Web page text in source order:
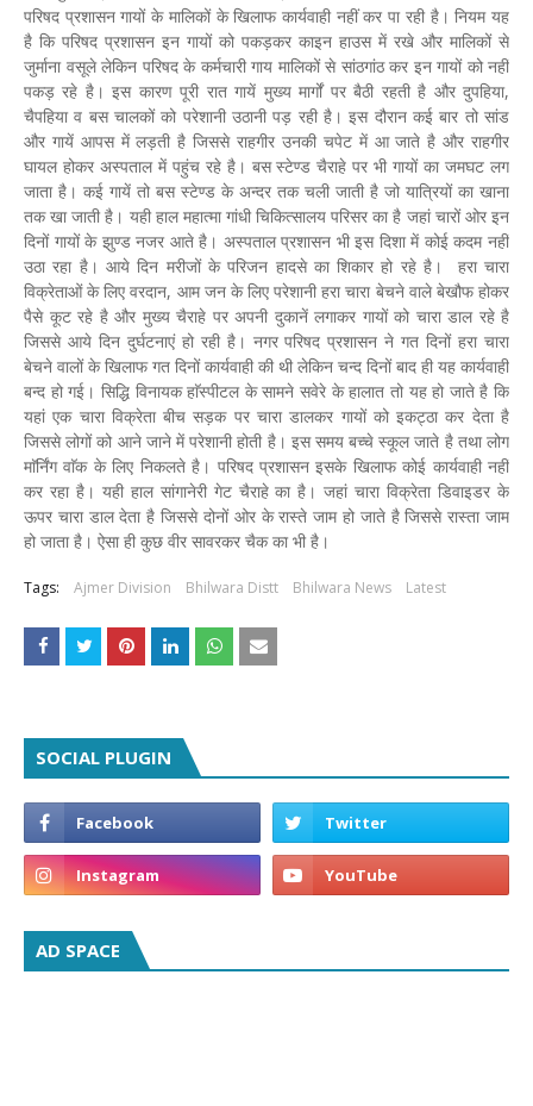
परिषद प्रशासन गायों के मालिकों के खिलाफ कार्यवाही नहीं कर पा रही है। नियम यह
है कि परिषद प्रशासन इन गायों को पकड़कर काइन हाउस में रखे और मालिकों से
जुर्माना वसूले लेकिन परिषद के कर्मचारी गाय मालिकों से सांठगांठ कर इन गायों को नहीं
पकड़ रहे है। इस कारण पूरी रात गायें मुख्य मार्गों पर बैठी रहती है और दुपहिया,
चैपहिया व बस चालकों को परेशानी उठानी पड़ रही है। इस दौरान कई बार तो सांड
और गायें आपस में लड़ती है जिससे राहगीर उनकी चपेट में आ जाते है और राहगीर
घायल होकर अस्पताल में पहुंच रहे है। बस स्टेण्ड चैराहे पर भी गायों का जमघट लग
जाता है। कई गायें तो बस स्टेण्ड के अन्दर तक चली जाती है जो यात्रियों का खाना
तक खा जाती है। यही हाल महात्मा गांधी चिकित्सालय परिसर का है जहां चारों ओर इन
दिनों गायों के झुण्ड नजर आते है। अस्पताल प्रशासन भी इस दिशा में कोई कदम नहीं
उठा रहा है। आये दिन मरीजों के परिजन हादसे का शिकार हो रहे है। हरा चारा
विक्रेताओं के लिए वरदान, आम जन के लिए परेशानी हरा चारा बेचने वाले बेखौफ होकर
पैसे कूट रहे है और मुख्य चैराहे पर अपनी दुकानें लगाकर गायों को चारा डाल रहे है
जिससे आये दिन दुर्घटनाएं हो रही है। नगर परिषद प्रशासन ने गत दिनों हरा चारा
बेचने वालों के खिलाफ गत दिनों कार्यवाही की थी लेकिन चन्द दिनों बाद ही यह कार्यवाही
बन्द हो गई। सिद्धि विनायक हाॅस्पीटल के सामने सवेरे के हालात तो यह हो जाते है कि
यहां एक चारा विक्रेता बीच सड़क पर चारा डालकर गायों को इकट्ठा कर देता है
जिससे लोगों को आने जाने में परेशानी होती है। इस समय बच्चे स्कूल जाते है तथा लोग
माॅर्निंग वाॅक के लिए निकलते है। परिषद प्रशासन इसके खिलाफ कोई कार्यवाही नहीं
कर रहा है। यही हाल सांगानेरी गेट चैराहे का है। जहां चारा विक्रेता डिवाइडर के
ऊपर चारा डाल देता है जिससे दोनों ओर के रास्ते जाम हो जाते है जिससे रास्ता जाम
हो जाता है। ऐसा ही कुछ वीर सावरकर चैक का भी है।
Tags: Ajmer Division Bhilwara Distt Bhilwara News Latest
SOCIAL PLUGIN
AD SPACE